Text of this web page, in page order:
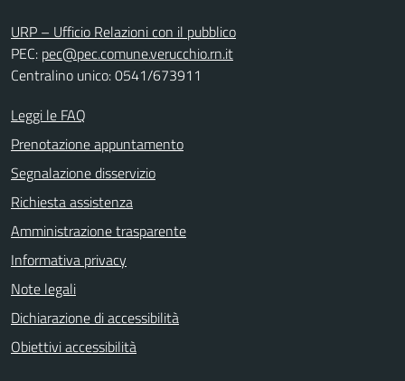
URP – Ufficio Relazioni con il pubblico
PEC: pec@pec.comune.verucchio.rn.it
Centralino unico: 0541/673911
Leggi le FAQ
Prenotazione appuntamento
Segnalazione disservizio
Richiesta assistenza
Amministrazione trasparente
Informativa privacy
Note legali
Dichiarazione di accessibilità
Obiettivi accessibilità